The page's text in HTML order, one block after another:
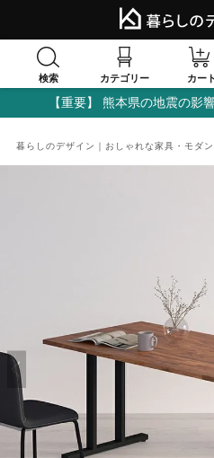
検索 カテゴリー カート
【重要】 熊本県の地震の影
暮らしのデザイン｜おしゃれな家具・モダ